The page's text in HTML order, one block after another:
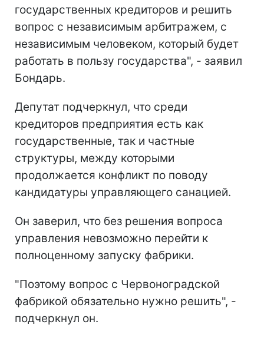
государственных кредиторов и решить
вопрос с независимым арбитражем, с
независимым человеком, который будет
работать в пользу государства", - заявил
Бондарь.
Депутат подчеркнул, что среди
кредиторов предприятия есть как
государственные, так и частные
структуры, между которыми
продолжается конфликт по поводу
кандидатуры управляющего санацией.
Он заверил, что без решения вопроса
управления невозможно перейти к
полноценному запуску фабрики.
"Поэтому вопрос с Червоноградской
фабрикой обязательно нужно решить", -
подчеркнул он.